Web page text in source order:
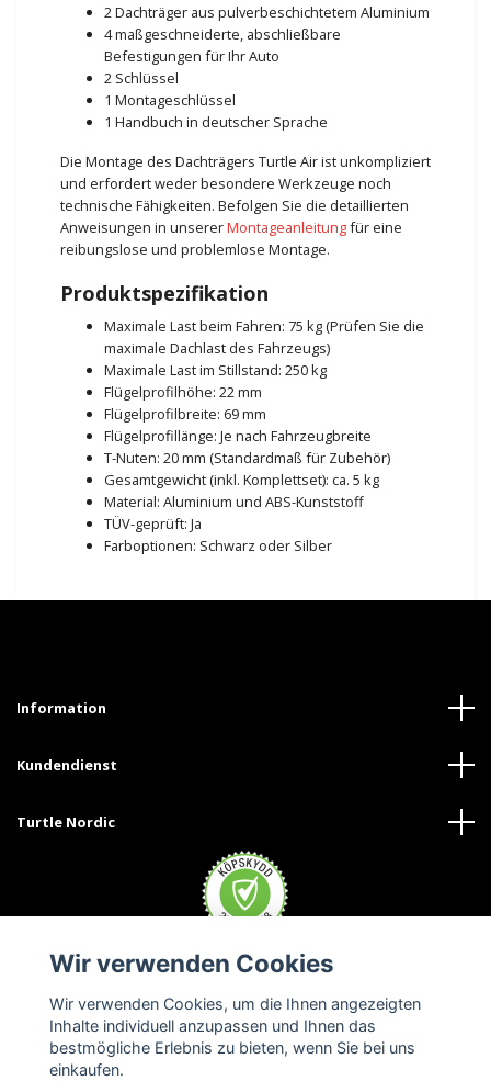
2 Dachträger aus pulverbeschichtetem Aluminium
4 maßgeschneiderte, abschließbare
Befestigungen für Ihr Auto
2 Schlüssel
1 Montageschlüssel
1 Handbuch in deutscher Sprache
Die Montage des Dachträgers Turtle Air ist unkompliziert
und erfordert weder besondere Werkzeuge noch
technische Fähigkeiten. Befolgen Sie die detaillierten
Anweisungen in unsererMontageanleitungfür eine
reibungslose und problemlose Montage.
Produktspezifikation
Maximale Last beim Fahren: 75 kg (Prüfen Sie die
maximale Dachlast des Fahrzeugs)
Maximale Last im Stillstand: 250 kg
Flügelprofilhöhe: 22 mm
Flügelprofilbreite: 69 mm
Flügelprofillänge: Je nach Fahrzeugbreite
T-Nuten: 20 mm (Standardmaß für Zubehör)
Gesamtgewicht (inkl. Komplettset): ca. 5 kg
Material: Aluminium und ABS-Kunststoff
TÜV-geprüft: Ja
Farboptionen: Schwarz oder Silber
Information
Kundendienst
Turtle Nordic
Wir verwenden Cookies
Wir verwenden Cookies, um die Ihnen angezeigten
Inhalte individuell anzupassen und Ihnen das
bestmögliche Erlebnis zu bieten, wenn Sie bei uns
einkaufen.